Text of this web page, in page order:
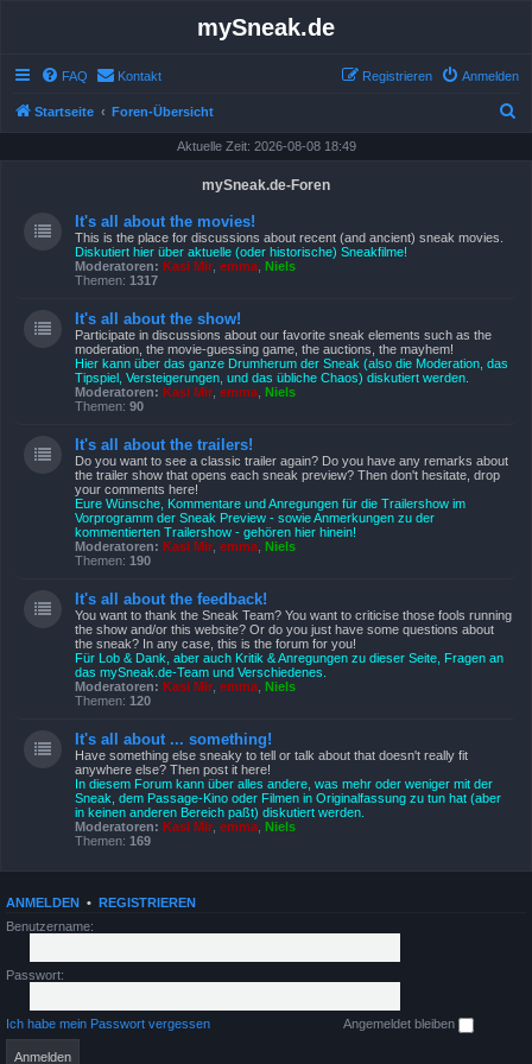
mySneak.de
FAQ Kontakt Anmelden
Registrieren
Startseite Foren-Übersicht
Aktuelle Zeit: 2026-08-08 18:49
mySneak.de-Foren
It's all about the movies!
This is the place for discussions about recent (and ancient) sneak movies.
Diskutiert hier über aktuelle (oder historische) Sneakfilme!
Moderatoren: Kasi Mir emma Niels
Themen: 1317
It's all about the show!
Participate in discussions about our favorite sneak elements such as the
moderation, the movie-guessing game, the auctions, the mayhem!
Hier kann über das ganze Drumherum der Sneak (also die Moderation, das
Tipspiel, Versteigerungen, und das übliche Chaos) diskutiert werden.
Moderatoren: Kasi Mir emma Niels
Themen: 90
It's all about the trailers!
Do you want to see a classic trailer again? Do you have any remarks about
the trailer show that opens each sneak preview? Then don't hesitate, drop
your comments here!
Eure Wünsche, Kommentare und Anregungen für die Trailershow im
Vorprogramm der Sneak Preview - sowie Anmerkungen zu der
kommentierten Trailershow - gehören hier hinein!
Moderatoren: Kasi Mir emma Niels
Themen: 190
It's all about the feedback!
You want to thank the Sneak Team? You want to criticise those fools running
the show and/or this website? Or do you just have some questions about
the sneak? In any case, this is the forum for you!
Für Lob & Dank, aber auch Kritik & Anregungen zu dieser Seite, Fragen an
das mySneak.de-Team und Verschiedenes.
Moderatoren: Kasi Mir emma Niels
Themen: 120
It's all about ... something!
Have something else sneaky to tell or talk about that doesn't really fit
anywhere else? Then post it here!
In diesem Forum kann über alles andere, was mehr oder weniger mit der
Sneak, dem Passage-Kino oder Filmen in Originalfassung zu tun hat (aber
in keinen anderen Bereich paßt) diskutiert werden.
Moderatoren: Kasi Mir emma Niels
Themen: 169
ANMELDEN • REGISTRIEREN
Benutzername:
Passwort:
Ich habe mein Passwort vergessen Angemeldet bleiben